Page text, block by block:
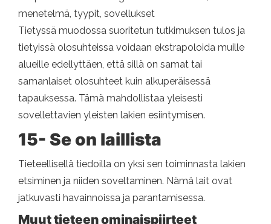
menetelmä, tyypit, sovellukset
Tietyssä muodossa suoritetun tutkimuksen tulos ja
tietyissä olosuhteissa voidaan ekstrapoloida muille
alueille edellyttäen, että sillä on samat tai
samanlaiset olosuhteet kuin alkuperäisessä
tapauksessa. Tämä mahdollistaa yleisesti
sovellettavien yleisten lakien esiintymisen.
15- Se on laillista
Tieteellisellä tiedoilla on yksi sen toiminnasta lakien
etsiminen ja niiden soveltaminen. Nämä lait ovat
jatkuvasti havainnoissa ja parantamisessa.
Muut tieteen ominaispiirteet